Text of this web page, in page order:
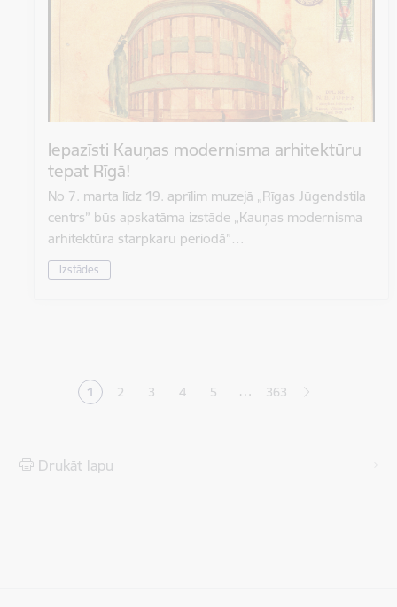
Iepazīsti Kauņas modernisma arhitektūru
tepat Rīgā!
No 7. marta līdz 19. aprīlim muzejā „Rīgas Jūgendstila
centrs” būs apskatāma izstāde „Kauņas modernisma
arhitektūra starpkaru periodā”…
Izstādes
Pašreizējā lapa
1 Lapa
2 Lapa
3 Lapa
4 Lapa
5 … 363
Drukāt lapu